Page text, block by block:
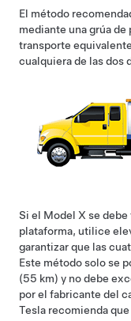
El método
mediante una grúa
transporte
cualquiera de las dos
Si el Model X se debe
plataforma, utilice
garantizar que las
Este método solo se
(55 km) y no debe
por el fabricante del
Tesla recomienda